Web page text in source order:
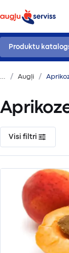
Produktu
Augļi
Visi filtri